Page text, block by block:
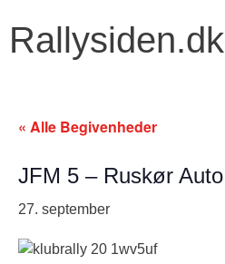
Rallysiden.dk
« Alle Begivenheder
JFM 5 – Ruskør Auto
27. september